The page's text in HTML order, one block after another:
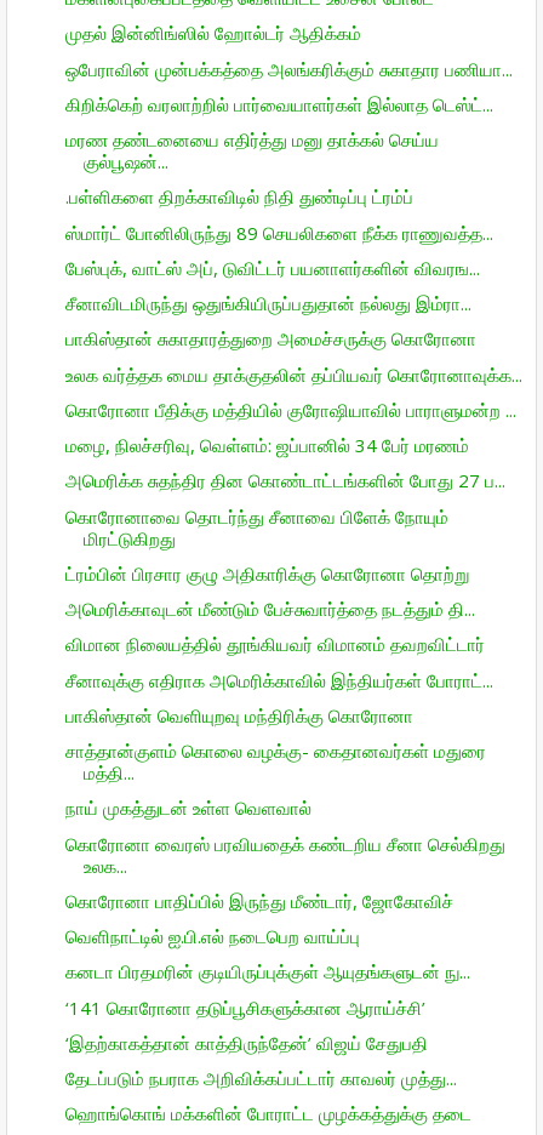
முதல் இன்னிங்ஸில் ஹோல்டர் ஆதிக்கம்
ஒபேராவின் முன்பக்கத்தை அலங்கரிக்கும் சுகாதார பணியா...
கிறிக்கெற் வரலாற்றில் பார்வையாளர்கள் இல்லாத டெஸ்ட்...
மரண தண்டனையை எதிர்த்து மனு தாக்கல் செய்ய
குல்பூஷன்...
.பள்ளிகளை திறக்காவிடில் நிதி துண்டிப்பு ட்ரம்ப்
ஸ்மார்ட் போனிலிருந்து 89 செயலிகளை நீக்க ராணுவத்த...
பேஸ்புக், வாட்ஸ் அப், டுவிட்டர் பயனாளர்களின் விவரங...
சீனாவிடமிருந்து ஒதுங்கியிருப்பதுதான் நல்லது இம்ரா...
பாகிஸ்தான் சுகாதாரத்துறை அமைச்சருக்கு கொரோனா
உலக வர்த்தக மைய தாக்குதலின் தப்பியவர் கொரோனாவுக்க...
கொரோனா பீதிக்கு மத்தியில் குரோஷியாவில் பாராளுமன்ற ...
மழை, நிலச்சரிவு, வெள்ளம்: ஜப்பானில் 34 பேர் மரணம்
அமெரிக்க சுதந்திர தின கொண்டாட்டங்களின் போது 27 ப...
கொரோனாவை தொடர்ந்து சீனாவை பிளேக் நோயும்
மிரட்டுகிறது
ட்ரம்பின் பிரசார குழு அதிகாரிக்கு கொரோனா தொற்று
அமெரிக்காவுடன் மீண்டும் பேச்சுவார்த்தை நடத்தும் தி...
விமான நிலையத்தில் தூங்கியவர் விமானம் தவறவிட்டார்
சீனாவுக்கு எதிராக அமெரிக்காவில் இந்தியர்கள் போராட்...
பாகிஸ்தான் வெளியுறவு மந்திரிக்கு கொரோனா
சாத்தான்குளம் கொலை வழக்கு- கைதானவர்கள் மதுரை
மத்தி...
நாய் முகத்துடன் உள்ள வெளவால்
கொரோனா வைரஸ் பரவியதைக் கண்டறிய சீனா செல்கிறது
உலக...
கொரோனா பாதிப்பில் இருந்து மீண்டார், ஜோகோவிச்
வெளிநாட்டில் ஐ.பி.எல் நடைபெற வாய்ப்பு
கனடா பிரதமரின் குடியிருப்புக்குள் ஆயுதங்களுடன் நு...
‘141 கொரோனா தடுப்பூசிகளுக்கான ஆராய்ச்சி’
‘இதற்காகத்தான் காத்திருந்தேன்’ விஜய் சேதுபதி
தேடப்படும் நபராக அறிவிக்கப்பட்டார் காவலர் முத்து...
ஹொங்கொங் மக்களின் போராட்ட முழக்கத்துக்கு தடை